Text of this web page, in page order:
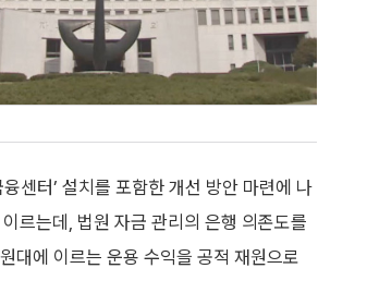
센터’ 설치를 포함한 개선 방안 마련에 나
르는데, 법원 자금 관리의 은행 의존도를
대에 이르는 운용 수익을 공적 재원으로